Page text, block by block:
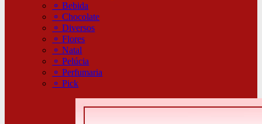
⚬Bebida
⚬Chocolate
⚬Diversos
⚬Flores
⚬Natal
⚬Pelúcia
⚬Perfumaria
⚬Pick